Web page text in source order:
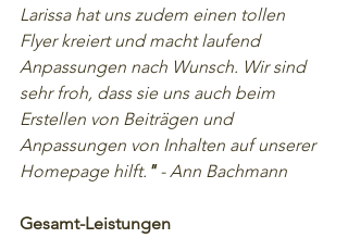
Larissa hat uns zudem einen tollen
Flyer kreiert und macht laufend
Anpassungen nach Wunsch. Wir sind
sehr froh, dass sie uns auch beim
Erstellen von Beiträgen und
Anpassungen von Inhalten auf unserer
Homepage hilft. " - Ann Bachmann
Gesamt-Leistungen